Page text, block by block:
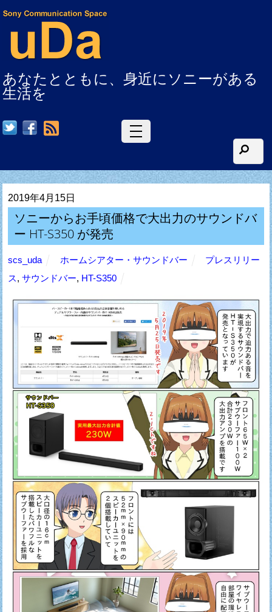
あなたとともに、身近にソニーがある
生活を
2019年4月15日
ソニーからお手頃価格で大出力のサウンドバ
ー HT-S350 が発売
scs_uda ホームシアター・サウンドバー
プレスリリー
ス,サウンドバー, HT-S350